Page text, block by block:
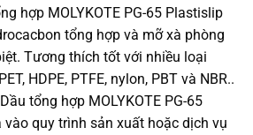
hợp MOLYKOTE PG-65 Plastislip
tổng hợp và mỡ xà phòng
Tương thích tốt với nhiều loại
HDPE, PTFE, nylon, PBT và NBR..
tổng hợp MOLYKOTE PG-65
vào quy trình sản xuất hoặc dịch vụ